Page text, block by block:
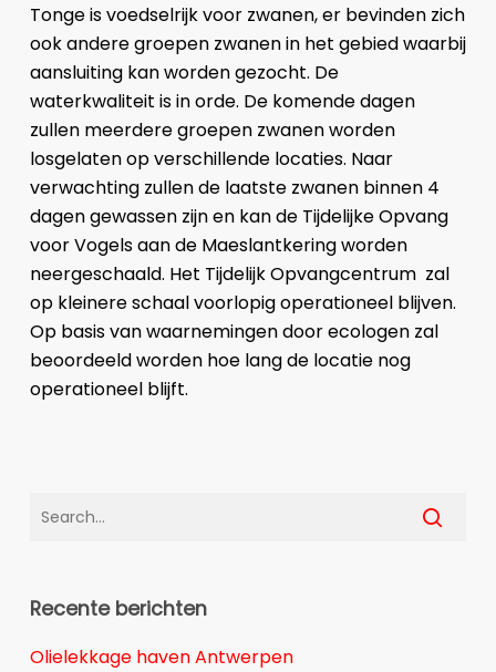
Tonge is voedselrijk voor zwanen, er bevinden zich
ook andere groepen zwanen in het gebied waarbij
aansluiting kan worden gezocht. De
waterkwaliteit is in orde. De komende dagen
zullen meerdere groepen zwanen worden
losgelaten op verschillende locaties. Naar
verwachting zullen de laatste zwanen binnen 4
dagen gewassen zijn en kan de Tijdelijke Opvang
voor Vogels aan de Maeslantkering worden
neergeschaald. Het Tijdelijk Opvangcentrum zal
op kleinere schaal voorlopig operationeel blijven.
Op basis van waarnemingen door ecologen zal
beoordeeld worden hoe lang de locatie nog
operationeel blijft.
Recente berichten
Olielekkage haven Antwerpen